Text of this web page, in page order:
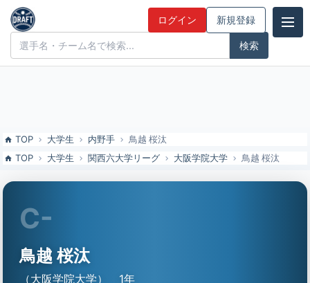
鳥越 桜汰（大阪学院大）の特徴とドラフト評価 | ドラフト候補とみん
なの評価
ドラフト候補とみんなの評価 ログイン 新規登録
TOP 大学生 内野手
鳥越 桜汰
TOP
大学生 関西六大学リーグ 大阪学院大学 鳥越 桜汰
C-
鳥越 桜汰
（大阪学院大学） 1年